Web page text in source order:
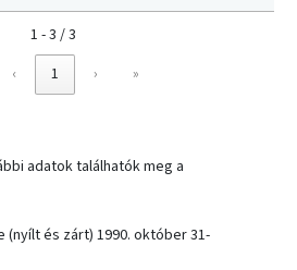
1 - 3 / 3
‹ 1 › »
adatok találhatók meg a
és zárt) 1990. október 31-